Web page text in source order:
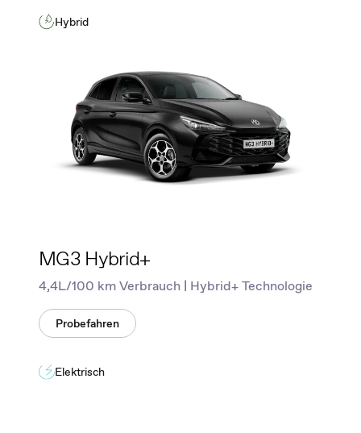
Hybrid
MG3 Hybrid+
4,4L/100 km Verbrauch | Hybrid+ Technologie
Probefahren
Elektrisch